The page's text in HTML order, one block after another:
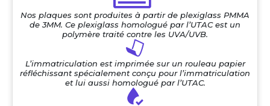
Nos plaques sont produites à partir de plexiglass PMMA
de 3MM. Ce plexiglass homologué par l’UTAC est un
polymère traité contre les UVA/UVB.
L’immatriculation est imprimée sur un rouleau papier
réfléchissant spécialement conçu pour l’immatriculation
et lui aussi homologué par l’UTAC.